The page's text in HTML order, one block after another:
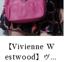
【Vivienne W
estwood】ヴ